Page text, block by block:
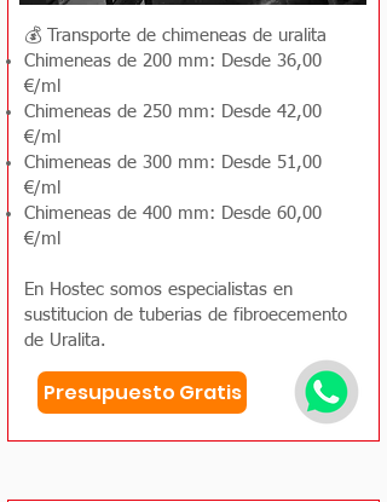
💰 Transporte de chimeneas de uralita
Chimeneas de 200 mm: Desde 36,00
€/ml
Chimeneas de 250 mm: Desde 42,00
€/ml
Chimeneas de 300 mm: Desde 51,00
€/ml
Chimeneas de 400 mm: Desde 60,00
€/ml
En Hostec somos especialistas en
sustitucion de tuberias de fibroecemento
de Uralita.
Presupuesto Gratis